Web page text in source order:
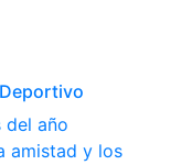
del año
amistad y los